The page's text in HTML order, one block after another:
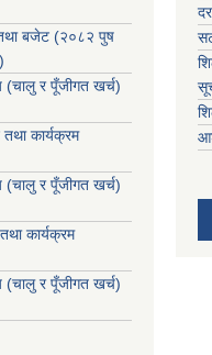
बजेट (२०८२ पुष
र पूँजीगत खर्च)
कार्यक्रम
र पूँजीगत खर्च)
कार्यक्रम
र पूँजीगत खर्च)